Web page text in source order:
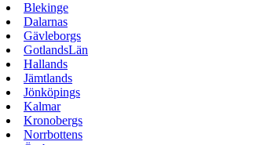
Blekinge
Dalarnas
Gävleborgs
GotlandsLän
Hallands
Jämtlands
Jönköpings
Kalmar
Kronobergs
Norrbottens